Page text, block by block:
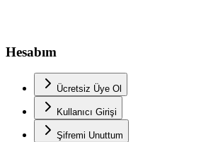
Hesabım
Ücretsiz Üye Ol
Kullanıcı Girişi
Şifremi Unuttum